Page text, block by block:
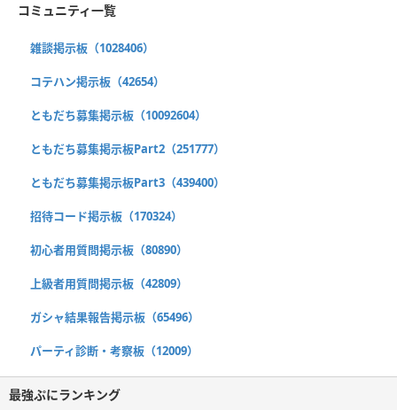
コミュニティ一覧
雑談掲示板（1028406）
コテハン掲示板（42654）
ともだち募集掲示板（10092604）
ともだち募集掲示板Part2（251777）
ともだち募集掲示板Part3（439400）
招待コード掲示板（170324）
初心者用質問掲示板（80890）
上級者用質問掲示板（42809）
ガシャ結果報告掲示板（65496）
パーティ診断・考察板（12009）
最強ぷにランキング